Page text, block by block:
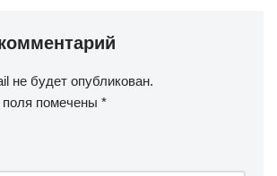
не будет опубликован.
помечены *